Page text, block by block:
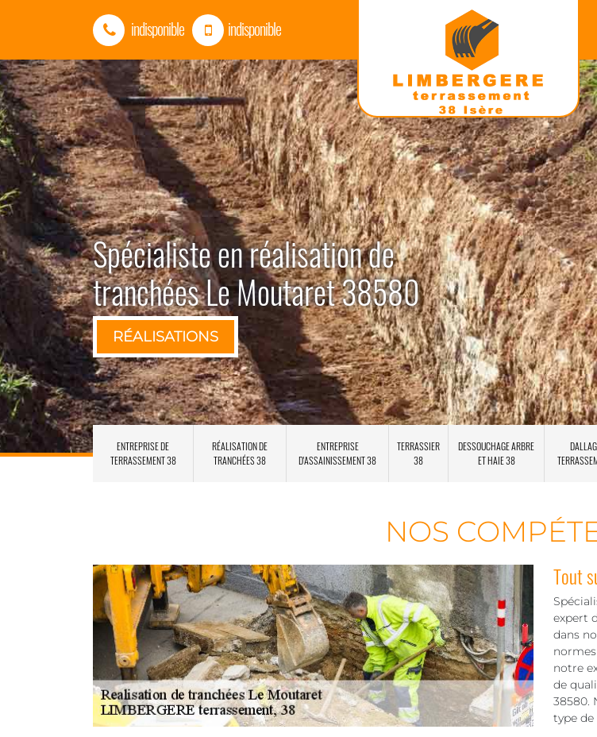
indisponible indisponible
Spécialiste en réalisation de
tranchées Le Moutaret 38580
RÉALISATIONS
ENTREPRISE DE
TERRASSEMENT 38
RÉALISATION DE
TRANCHÉES 38
ENTREPRISE
D'ASSAINISSEMENT 38
TERRASSIER
38
DESSOUCHAGE ARBRE
ET HAIE 38
NOS
Tout
expert
dans
notre
de
38580.
type de